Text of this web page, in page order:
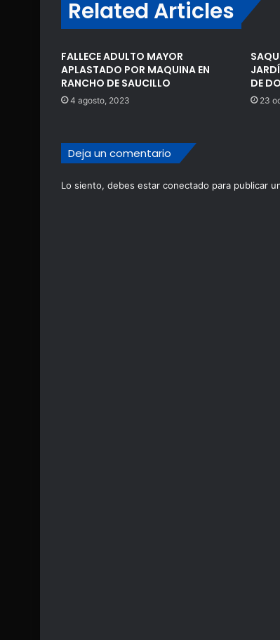
Related Articles
FALLECE ADULTO MAYOR
APLASTADO POR MAQUINA EN
RANCHO DE SAUCILLO
4 agosto, 2023
DE
23
Deja un comentario
Lo siento, debes estar conectado para publicar